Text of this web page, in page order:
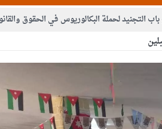
التجنيد لحملة البكالوريوس في الحقوق
ويؤكد حرص مجلس النواب على شراكة فاعلة
دعوة
الملك يلتقي مجموعة من رفاق السلاح